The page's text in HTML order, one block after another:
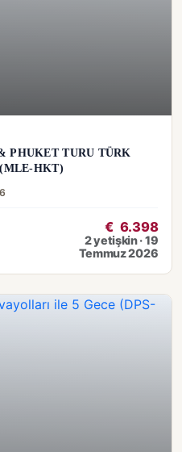
PHUKET TURU TÜRK
HKT)
€ 6.398
2 yetişkin · 19
Temmuz 2026